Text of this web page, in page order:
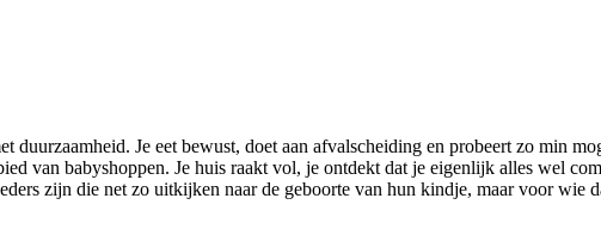
duurzaamheid. Je eet bewust, doet aan afvalscheiding en probeert zo min
van babyshoppen. Je huis raakt vol, je ontdekt dat je eigenlijk alles wel
zijn die net zo uitkijken naar de geboorte van hun kindje, maar voor wie